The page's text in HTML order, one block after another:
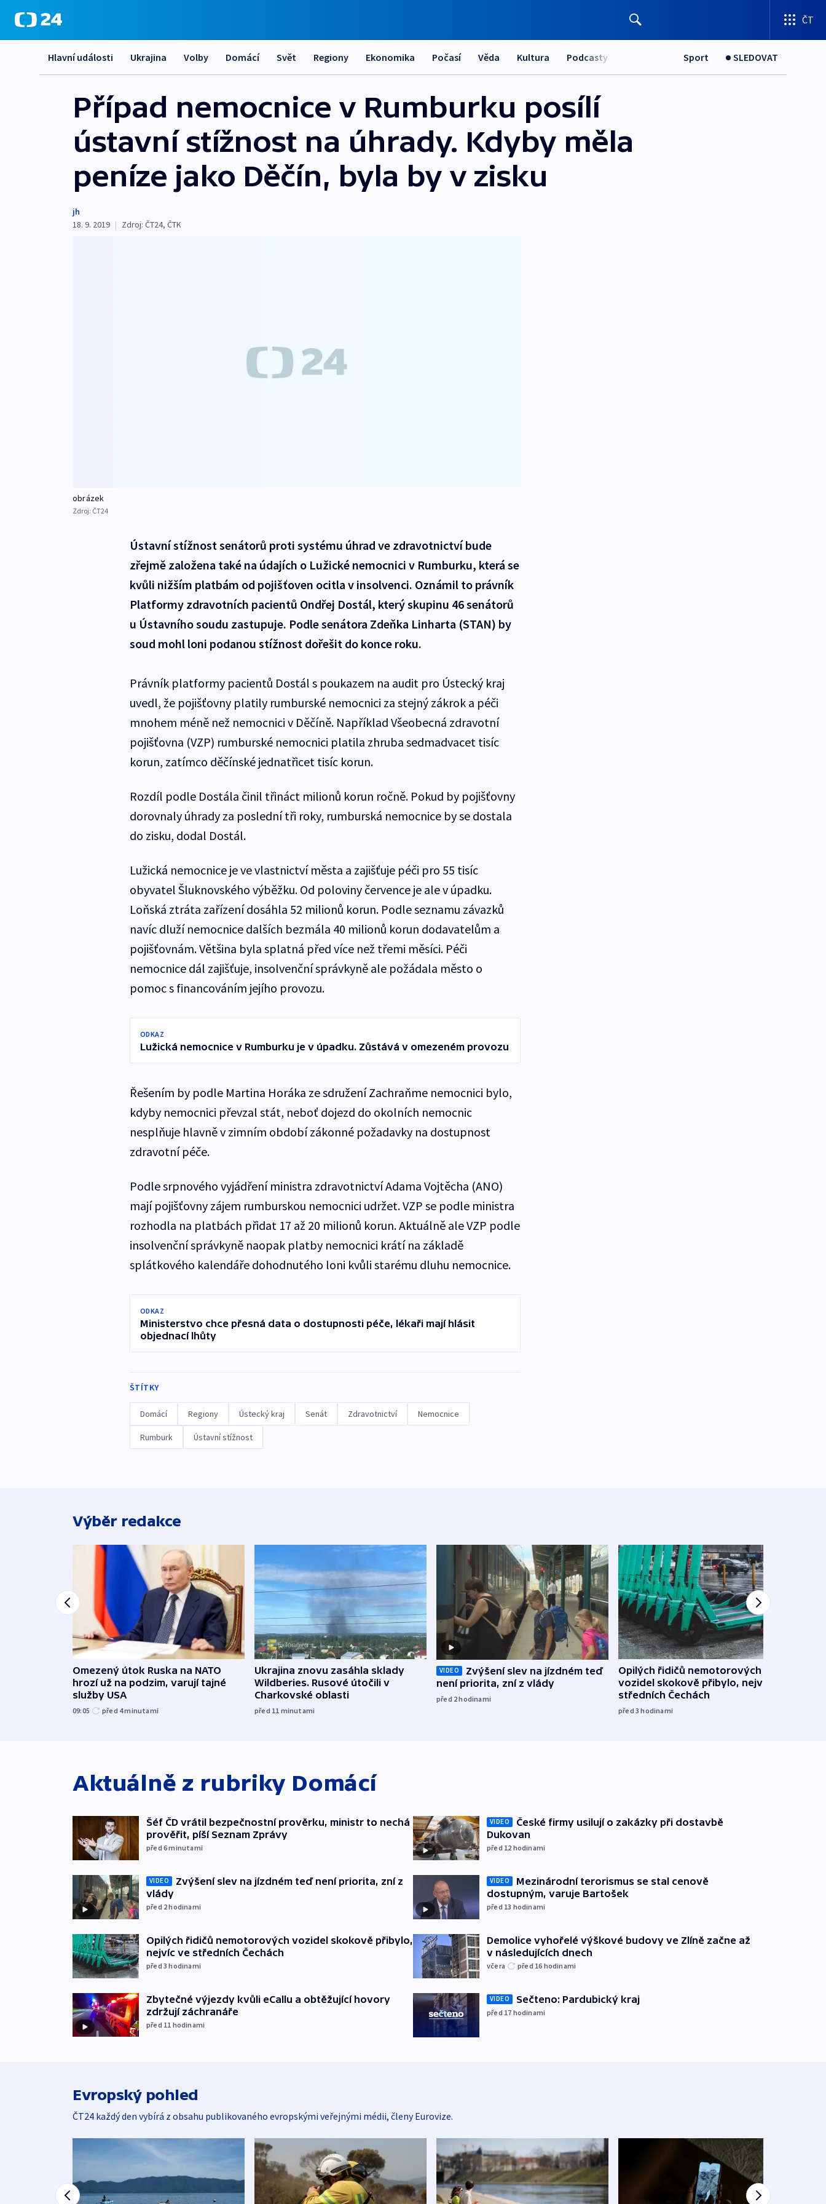
ČT
Hlavní události Ukrajina Volby Domácí Svět Regiony Ekonomika Počasí Věda Kultura Podcasty Sport SLEDOVAT
Případ nemocnice v Rumburku posílí
ústavní stížnost na úhrady. Kdyby měla
peníze jako Děčín, byla by v zisku
jh
18. 9. 2019 | Zdroj: ČT24, ČTK
obrázek
Zdroj: ČT24
Ústavní stížnost senátorů proti systému úhrad ve zdravotnictví bude
zřejmě založena také na údajích o Lužické nemocnici v Rumburku, která se
kvůli nižším platbám od pojišťoven ocitla v insolvenci. Oznámil to právník
Platformy zdravotních pacientů Ondřej Dostál, který skupinu 46 senátorů
u Ústavního soudu zastupuje. Podle senátora Zdeňka Linharta (STAN) by
soud mohl loni podanou stížnost dořešit do konce roku.
Právník platformy pacientů Dostál s poukazem na audit pro Ústecký kraj
uvedl, že pojišťovny platily rumburské nemocnici za stejný zákrok a péči
mnohem méně než nemocnici v Děčíně. Například Všeobecná zdravotní
pojišťovna (VZP) rumburské nemocnici platila zhruba sedmadvacet tisíc
korun, zatímco děčínské jednatřicet tisíc korun.
Rozdíl podle Dostála činil třináct milionů korun ročně. Pokud by pojišťovny
dorovnaly úhrady za poslední tři roky, rumburská nemocnice by se dostala
do zisku, dodal Dostál.
Lužická nemocnice je ve vlastnictví města a zajišťuje péči pro 55 tisíc
obyvatel Šluknovského výběžku. Od poloviny července je ale v úpadku.
Loňská ztráta zařízení dosáhla 52 milionů korun. Podle seznamu závazků
navíc dluží nemocnice dalších bezmála 40 milionů korun dodavatelům a
pojišťovnám. Většina byla splatná před více než třemi měsíci. Péči
nemocnice dál zajišťuje, insolvenční správkyně ale požádala město o
pomoc s financováním jejího provozu.
ODKAZ
Lužická nemocnice v Rumburku je v úpadku. Zůstává v omezeném provozu
Řešením by podle Martina Horáka ze sdružení Zachraňme nemocnici bylo,
kdyby nemocnici převzal stát, neboť dojezd do okolních nemocnic
nesplňuje hlavně v zimním období zákonné požadavky na dostupnost
zdravotní péče.
Podle srpnového vyjádření ministra zdravotnictví Adama Vojtěcha (ANO)
mají pojišťovny zájem rumburskou nemocnici udržet. VZP se podle ministra
rozhodla na platbách přidat 17 až 20 milionů korun. Aktuálně ale VZP podle
insolvenční správkyně naopak platby nemocnici krátí na základě
splátkového kalendáře dohodnutého loni kvůli starému dluhu nemocnice.
ODKAZ
Ministerstvo chce přesná data o dostupnosti péče, lékaři mají hlásit
objednací lhůty
ŠTÍTKY
Domácí Regiony Ústecký kraj Senát Zdravotnictví Nemocnice
Rumburk Ústavní stížnost
Výběr redakce
Omezený útok Ruska na NATO
hrozí už na podzim, varují tajné
služby USA
09:05 před 4minutami
Ukrajina znovu zasáhla sklady
Wildberies. Rusové útočili v
Charkovské oblasti
před 11 minutami
VIDEO
Zvýšení slev na jízdném teď
není priorita, zní z vlády
před 2hodinami
Opilých řidičů nemotorových
vozidel skokově přibylo, nejvíc ve
středních Čechách
před 3hodinami
Aktuálně z rubriky Domácí
Šéf ČD vrátil bezpečnostní prověrku, ministr to nechá
prověřit, píší Seznam Zprávy
před 6minutami
VIDEO
Zvýšení slev na jízdném teď není priorita, zní z
vlády
před 2hodinami
Opilých řidičů nemotorových vozidel skokově přibylo,
nejvíc ve středních Čechách
před 3hodinami
Zbytečné výjezdy kvůli eCallu a obtěžující hovory
zdržují záchranáře
před 11 hodinami
VIDEO
České firmy usilují o zakázky při dostavbě
Dukovan
před 12 hodinami
VIDEO
Mezinárodní terorismus se stal cenově
dostupným, varuje Bartošek
před 13 hodinami
Demolice vyhořelé výškové budovy ve Zlíně začne až
v následujících dnech
včera před 16 hodinami
VIDEO Sečteno: Pardubický kraj
před 17 hodinami
Evropský pohled
ČT24 každý den vybírá z obsahu publikovaného evropskými veřejnými médii, členy Eurovize.